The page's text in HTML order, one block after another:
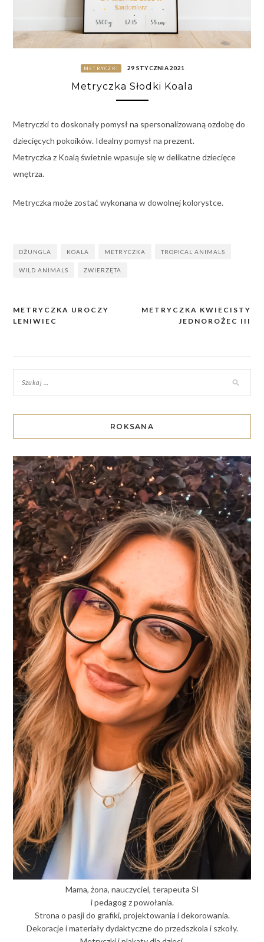
METRYCZKI 29 STYCZNIA 2021
Metryczka Słodki Koala
Metryczki to doskonały pomysł na spersonalizowaną ozdobę do
dziecięcych pokoików. Idealny pomysł na prezent.
Metryczka z Koalą świetnie wpasuje się w delikatne dziecięce
wnętrza.
Metryczka może zostać wykonana w dowolnej kolorystce.
DŻUNGLA KOALA METRYCZKA TROPICAL ANIMALS
WILD ANIMALS ZWIERZĘTA
Nawigacja
METRYCZKA KWIECISTY
JEDNOROŻEC III
METRYCZKA UROCZY
LENIWIEC
ROKSANA
Mama, żona, nauczyciel, terapeuta SI
i pedagog z powołania.
Strona o pasji do grafiki, projektowania i dekorowania.
Dekoracje i materiały dydaktyczne do przedszkola i szkoły.